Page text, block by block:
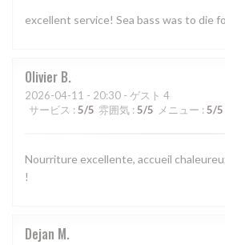
excellent service! Sea bass was to die
Olivier B
2026-04-11 - 20:30 - ゲスト 4
サービス : 5/5 雰囲気 : 5/5 メニュー : 5/5
Nourriture excellente, accueil
!
Dejan M